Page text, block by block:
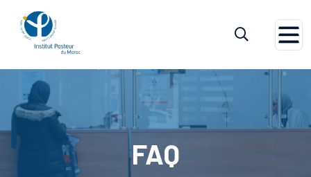
FAQ